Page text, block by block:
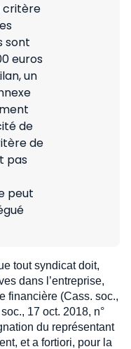
critère
sont
euros
un
de
de
pas
peut
tout syndicat doit,
dans l’entreprise,
financière (Cass. soc.,
17 oct. 2018, n°
du représentant
et a fortiori, pour la